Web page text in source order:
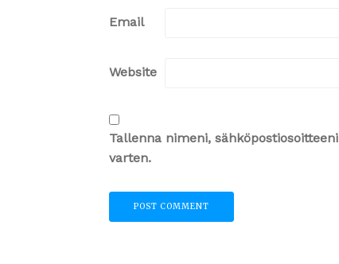
Email
Website
Tallenna nimeni,
varten.